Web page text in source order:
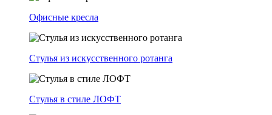
Офисные кресла
Стулья из искусственного ротанга
Стулья в стиле ЛОФТ